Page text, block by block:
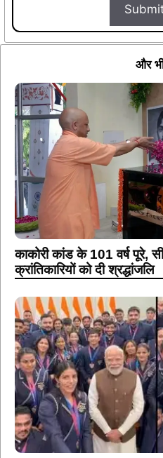
और
काकोरी कांड के 101 वर्ष पूरे,
क्रांतिकारियों को दी श्रद्धांजलि